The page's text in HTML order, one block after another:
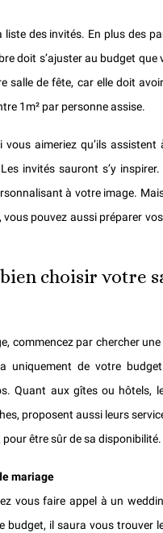
des invités. En plus des
doit s’ajuster au budget
salle de fête, car elle doit
1m² par personne assise.
aimeriez qu’ils
invités sauront s’y
à votre image.
vous pouvez aussi préparer
choisir votre
commencez par chercher
uniquement de votre
Quant aux gîtes ou hôtels,
proposent aussi leurs
pour être sûr de sa disponibilité.
mariage
vous faire appel à un
il saura vous trouver